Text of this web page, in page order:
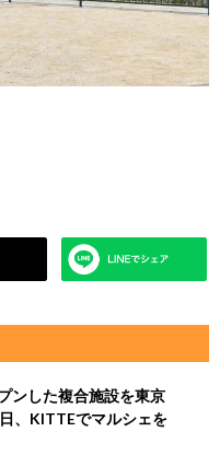
ンした複合施設を東京
、KITTEでマルシェを